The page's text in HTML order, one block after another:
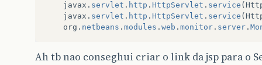
javax . servlet . http . HttpServlet . service (
javax . servlet . http . HttpServlet . service (
org . netbeans . modules . web . monitor . server .
Ah tb nao conseghui criar o link da jsp para o